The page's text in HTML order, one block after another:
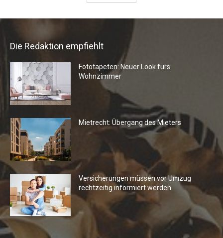
Die Redaktion empfiehlt
Fototapeten: Neuer Look fürs
Wohnzimmer
Mietrecht: Übergang des Mieters
Versicherungen müssen vor Umzug
rechtzeitig informiert werden